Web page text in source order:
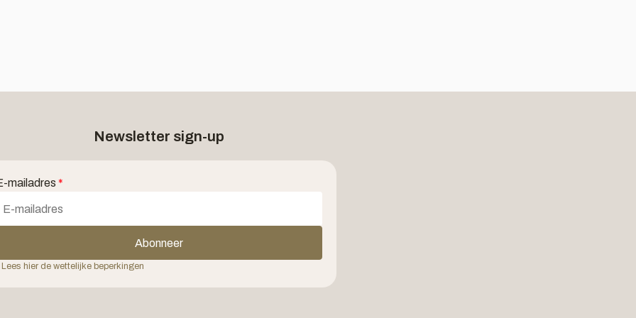
Newsletter sign-up
mailadres *
Abonneer
Lees hier de wettelijke beperkingen